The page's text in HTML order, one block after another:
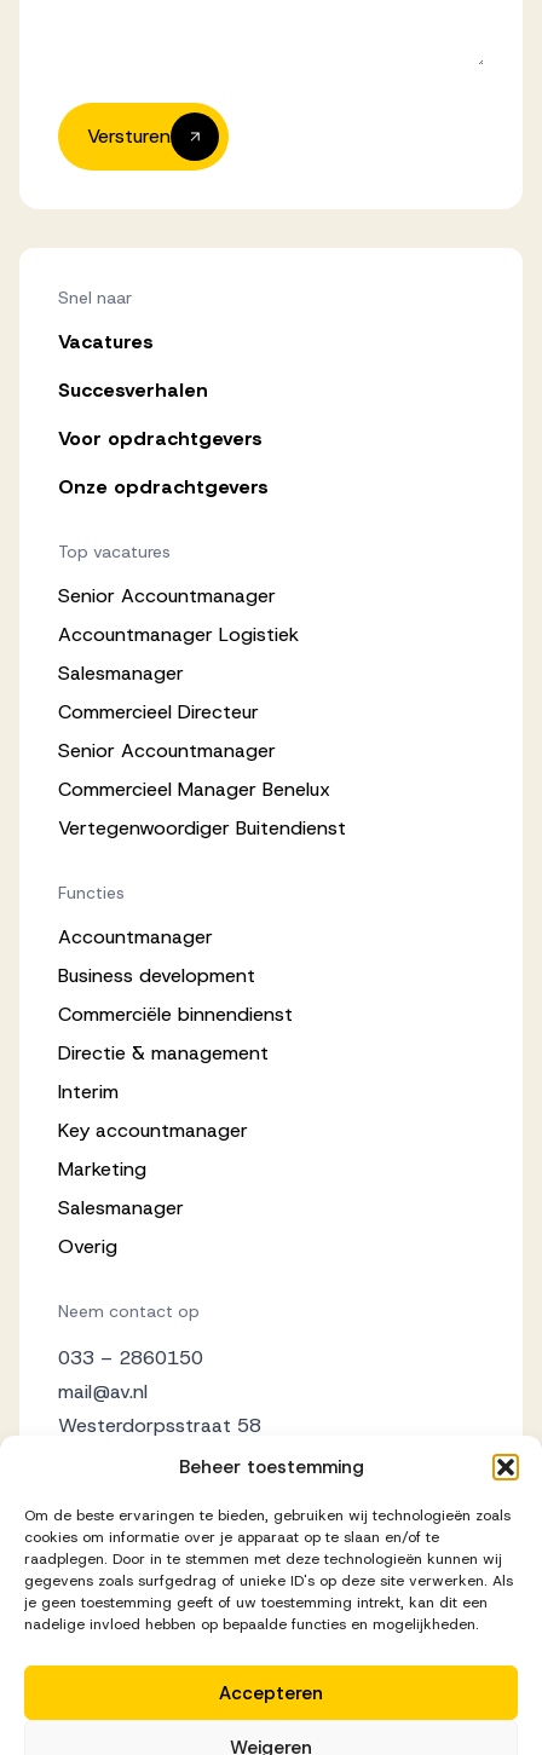
Beheer toestemming
Om de beste ervaringen te bieden, gebruiken wij technologieën zoals
cookies om informatie over je apparaat op te slaan en/of te
raadplegen. Door in te stemmen met deze technologieën kunnen wij
gegevens zoals surfgedrag of unieke ID's op deze site verwerken. Als
je geen toestemming geeft of uw toestemming intrekt, kan dit een
nadelige invloed hebben op bepaalde functies en mogelijkheden.
Accepteren
Weigeren
Versturen
Snel naar
Vacatures
Succesverhalen
Voor opdrachtgevers
Onze opdrachtgevers
Top vacatures
Senior Accountmanager
Accountmanager Logistiek
Salesmanager
Commercieel Directeur
Senior Accountmanager
Commercieel Manager Benelux
Vertegenwoordiger Buitendienst
Functies
Accountmanager
Business development
Commerciële binnendienst
Directie & management
Interim
Key accountmanager
Marketing
Salesmanager
Overig
Neem contact op
033 – 2860150
mail@av.nl
Westerdorpsstraat 58
3871 AZ Hoevelaken
Privacy Statement